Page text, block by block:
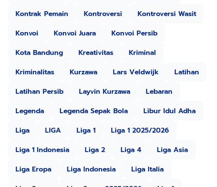
Kontrak Pemain
Kontroversi
Kontroversi Wasit
Konvoi
Konvoi Juara
Konvoi Persib
Kota Bandung
Kreativitas
Kriminal
Kriminalitas
Kurzawa Lars Veldwijk
Latihan
Latihan Persib
Layvin Kurzawa
Lebaran
Legenda
Legenda Sepak Bola
Libur Idul Adha
Liga
LIGA Liga 1
Liga 1 2025/2026
Liga 1 Indonesia
Liga 2 Liga 4
Liga Asia
Liga Eropa
Liga Indonesia
Liga Italia